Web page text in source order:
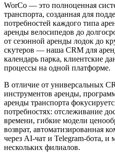
WorCo — это полноценная
транспорта, созданная для
потребностей каждого типа
аренды велосипедов до
от сезонной аренды лодок до
скутеров — наша CRM для
календарь парка, клиентские
процессы на одной платформе.
В отличие от универсальных
инструментов аренды,
аренды транспорта
потребностях: отслеживание
времени, гибкие модели
возврат, автоматизированная
через AI-чат и Telegram-бота, и
нескольких филиалов.